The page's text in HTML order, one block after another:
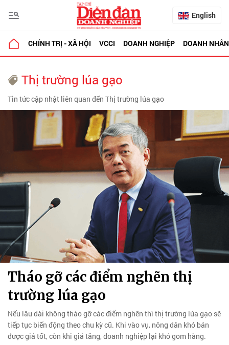
English
CHÍNH TRỊ - XÃ HỘI VCCI DOANH NGHIỆP DOANH NHÂN
Thị trường lúa gạo
Tin tức cập nhật liên quan đến Thị trường lúa gạo
Tháo gỡ các điểm nghẽn thị
trường lúa gạo
Nếu lâu dài không tháo gỡ các điểm nghẽn thì thị trường lúa gạo sẽ
tiếp tục biến động theo chu kỳ cũ. Khi vào vụ, nông dân khó bán
được giá tốt, còn khi giá tăng, doanh nghiệp lại khó gom hàng.